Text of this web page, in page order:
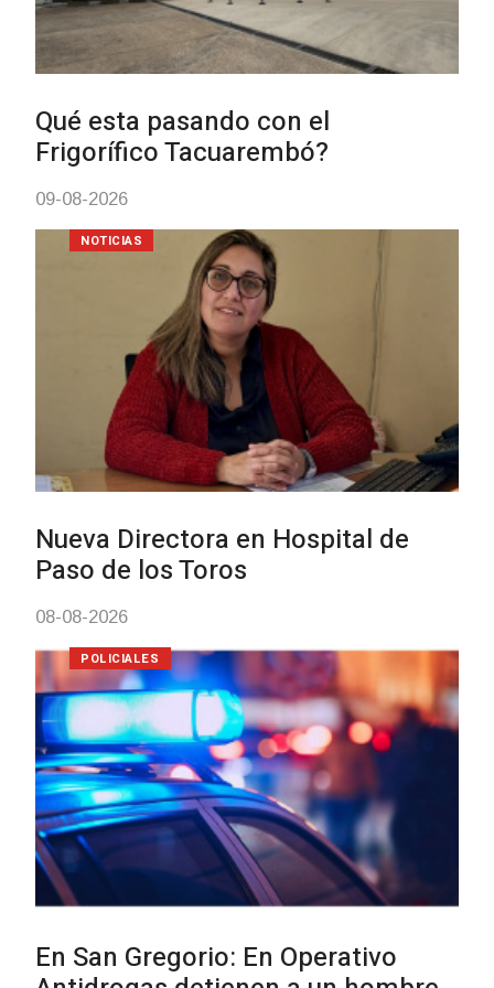
BPS redujo la tasa de
todos sus préstamos
04-08-2026
Investigación de
Villa Ansina
04-08-2026
POLICIALES
NOTICIAS